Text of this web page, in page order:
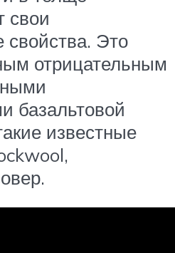
свои
свойства. Это
отрицательным
базальтовой
известные